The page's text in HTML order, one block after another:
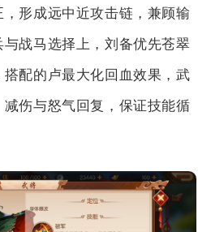
形成远中近攻击链，兼顾输
战马选择上，刘备优先苍翠
配的卢最大化回血效果，武
伤与怒气回复，保证技能循